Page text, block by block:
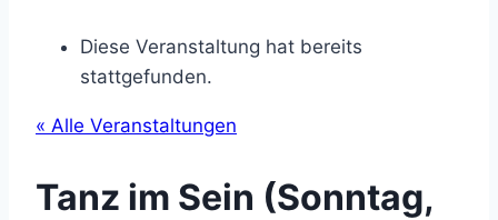
Diese Veranstaltung hat bereits
stattgefunden.
« Alle Veranstaltungen
Tanz im Sein (Sonntag,